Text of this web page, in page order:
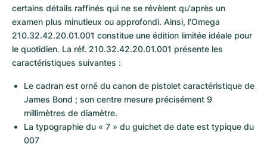
certains détails raffinés qui ne se révèlent qu'après un
examen plus minutieux ou approfondi. Ainsi, l'Omega
210.32.42.20.01.001 constitue une édition limitée idéale pour
le quotidien. La réf. 210.32.42.20.01.001 présente les
caractéristiques suivantes :
Le cadran est orné du canon de pistolet caractéristique de
James Bond ; son centre mesure précisément 9
millimètres de diamètre.
La typographie du « 7 » du guichet de date est typique du
007